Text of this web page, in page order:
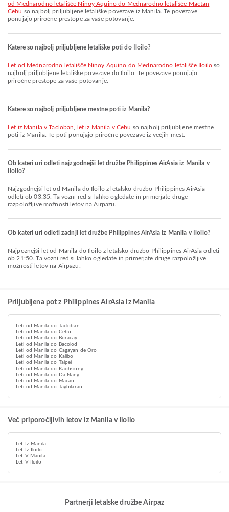
od Mednarodno letališče Ninoy Aquino do Mednarodno letališče Mactan
Cebu so najbolj priljubljene letališke povezave iz Manila. Te povezave
ponujajo priročne prestope za vaše potovanje.
Katere so najbolj priljubljene letališke poti do Iloilo?
let od Mednarodno letališče Ninoy Aquino do Mednarodno letališče Iloiloso
najbolj priljubljene letališke povezave do Iloilo. Te povezave ponujajo
priročne prestope za vaše potovanje.
Katere so najbolj priljubljene mestne poti iz Manila?
let iz Manila v Tacloban let iz Manila v Cebu so najbolj priljubljene mestne
poti iz Manila. Te poti ponujajo priročne povezave iz večjih mest.
Ob kateri uri odleti najzgodnejši let družbe Philippines AirAsia iz Manila v
Iloilo?
Najzgodnejši let od Manila do Iloilo z letalsko družbo Philippines AirAsia
odleti ob 03:35. Ta vozni red si lahko ogledate in primerjate druge
razpoložljive možnosti letov na Airpazu.
Ob kateri uri odleti zadnji let družbe Philippines AirAsia iz Manila v Iloilo?
Najpoznejši let od Manila do Iloilo z letalsko družbo Philippines AirAsia odleti
ob 21:50. Ta vozni red si lahko ogledate in primerjate druge razpoložljive
možnosti letov na Airpazu.
Priljubljena pot z Philippines AirAsia iz Manila
Leti od Manila do Tacloban
Leti od Manila do Cebu
Leti od Manila do Boracay
Leti od Manila do Bacolod
Leti od Manila do Cagayan de Oro
Leti od Manila do Kalibo
Leti od Manila do Taipei
Leti od Manila do Kaohsiung
Leti od Manila do Da Nang
Leti od Manila do Macau
Leti od Manila do Tagbilaran
Več priporočljivih letov iz Manila v Iloilo
Let Iz Manila
Let Iz Iloilo
Let V Manila
Let V Iloilo
Partnerji letalske družbe Airpaz